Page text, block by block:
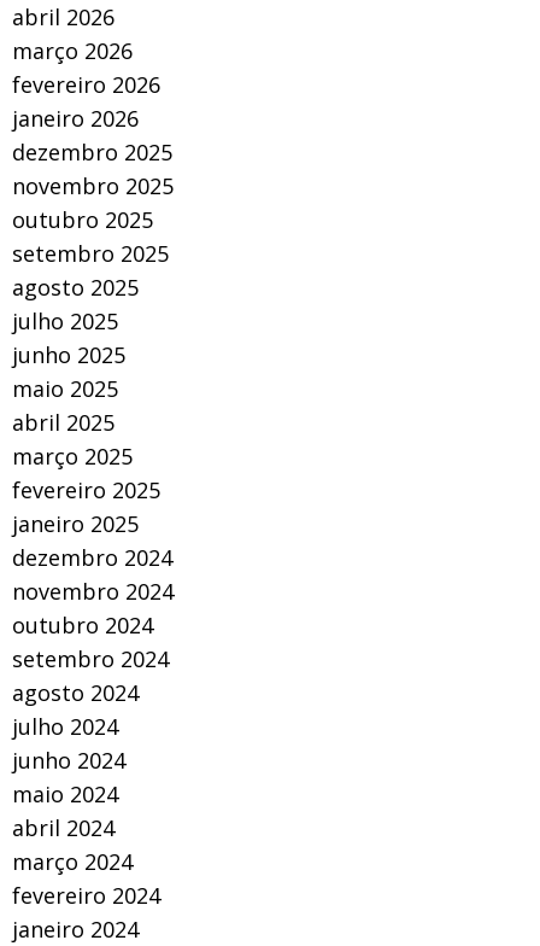
abril 2026
março 2026
fevereiro 2026
janeiro 2026
dezembro 2025
novembro 2025
outubro 2025
setembro 2025
agosto 2025
julho 2025
junho 2025
maio 2025
abril 2025
março 2025
fevereiro 2025
janeiro 2025
dezembro 2024
novembro 2024
outubro 2024
setembro 2024
agosto 2024
julho 2024
junho 2024
maio 2024
abril 2024
março 2024
fevereiro 2024
janeiro 2024